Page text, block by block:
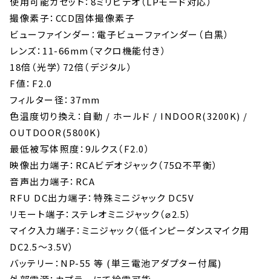
撮像素子：CCD固体撮像素子
ビューファインダー：電子ビューファインダー（白黒）
レンズ：11-66mm（マクロ機能付き）
18倍（光学）72倍（デジタル）
F値：F2.0
フィルター径：37mm
色温度切り換え：自動 / ホールド / INDOOR(3200K) /
OUTDOOR(5800K)
最低被写体照度：9ルクス（F2.0）
映像出力端子：RCAビデオジャック（75Ω不平衡）
音声出力端子：RCA
RFU DC出力端子：特殊ミニジャック DC5V
リモート端子：ステレオミニジャック（⌀2.5）
マイク入力端子：ミニジャック（低インピーダンスマイク用
DC2.5〜3.5V）
バッテリー：NP-55 等 (単三電池アダプター付属)